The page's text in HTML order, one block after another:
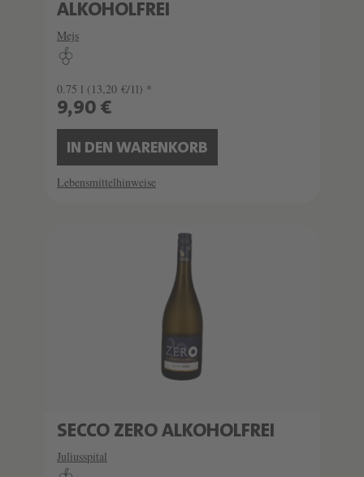
ALKOHOLFREI
Mejs
0.75 l (13,20 €/1l) *
9,90 €
IN DEN WARENKORB
Lebensmittelhinweise
SECCO ZERO ALKOHOLFREI
Juliusspital